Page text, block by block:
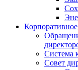
Система
Совет